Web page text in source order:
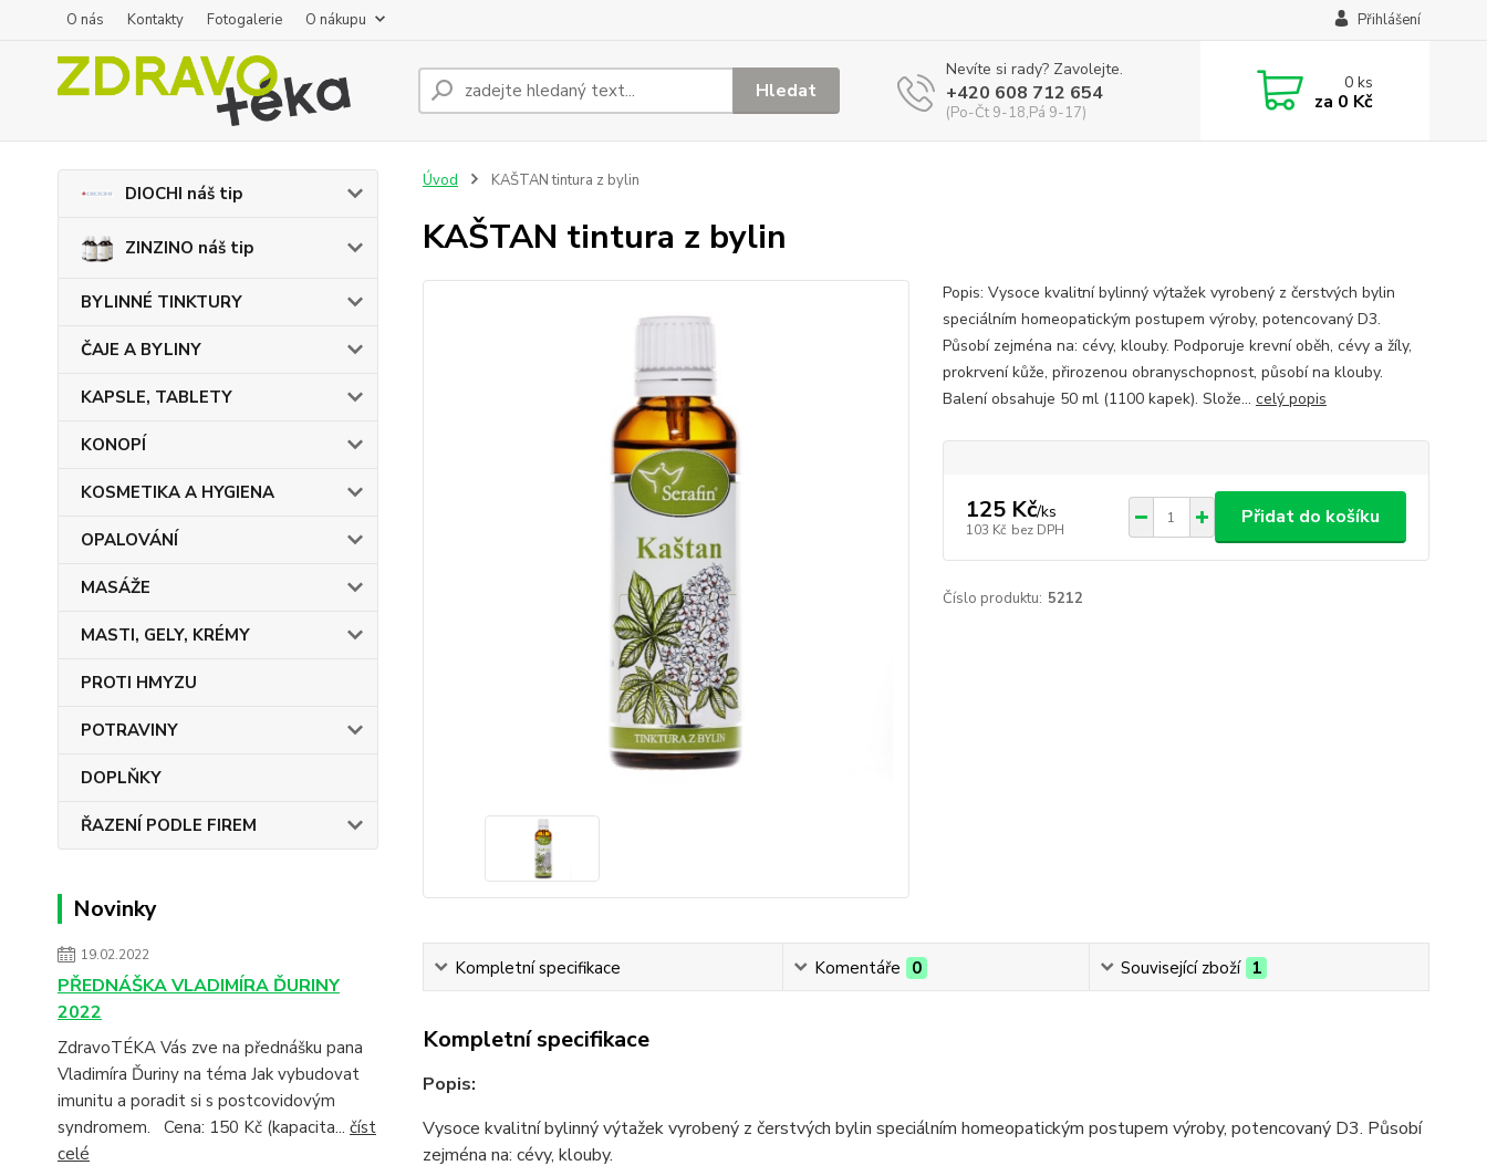
O nás Kontakty Fotogalerie O nákupu Přihlášení
Hledat
Nevíte si rady? Zavolejte.
+420 608 712 654
(Po-Čt 9-18,Pá 9-17)
0ks
za 0 Kč
DIOCHI náš tip
ZINZINO náš tip
BYLINNÉ TINKTURY
ČAJE A BYLINY
KAPSLE, TABLETY
KONOPÍ
KOSMETIKA A HYGIENA
OPALOVÁNÍ
MASÁŽE
MASTI, GELY, KRÉMY
PROTI HMYZU
POTRAVINY
DOPLŇKY
ŘAZENÍ PODLE FIREM
Novinky
19.02.2022
PŘEDNÁŠKA VLADIMÍRA ĎURINY
2022
ZdravoTÉKA Vás zve na přednášku pana
Vladimíra Ďuriny na téma Jak vybudovat
imunitu a poradit si s postcovidovým
syndromem. Cena: 150 Kč (kapacita... číst
celé
Úvod KAŠTAN tintura z bylin
KAŠTAN tintura z bylin
Popis: Vysoce kvalitní bylinný výtažek vyrobený z čerstvých bylin
speciálním homeopatickým postupem výroby, potencovaný D3.
Působí zejména na: cévy, klouby. Podporuje krevní oběh, cévy a žíly,
prokrvení kůže, přirozenou obranyschopnost, působí na klouby.
Balení obsahuje 50 ml (1100 kapek). Slože... celý popis
125 Kč/ks
103 Kč bez DPH
Přidat do košíku
Číslo produktu: 5212
Kompletní specifikace Komentáře 0 Související zboží 1
Kompletní specifikace
Popis:
Vysoce kvalitní bylinný výtažek vyrobený z čerstvých bylin speciálním homeopatickým postupem výroby, potencovaný D3. Působí
zejména na: cévy, klouby.